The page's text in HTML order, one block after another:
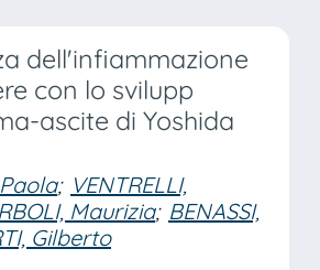
dell'infiammazione
con lo svilupp
ascite di Yoshida
; VENTRELLI,
Maurizia; BENASSI,
Gilberto